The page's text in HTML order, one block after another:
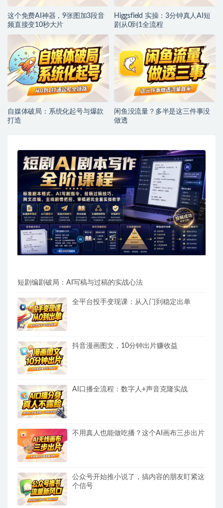
这个免费AI神器，9张图加3段音
频直接变10秒大片
Higgsfield 实操：3分钟真人AI短
剧从0到1全流程
自媒体破局：系统化起号与爆款
打造
闲鱼没流量？多半是这三件事没
做透
短剧编剧破局：AI写稿与过稿的实战心法
全平台投手变现课：从入门到稳定出单
抖音漫画图文，10分钟出片赚收益
AI口播全流程：数字人+声音克隆实战
不用真人也能做吃播？这个AI画布三步出片
公众号开始推小说了，搞内容的朋友盯紧这
个信号